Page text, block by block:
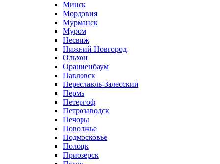
Минск
Мордовия
Мурманск
Муром
Несвиж
Нижний Новгород
Ольхон
Ораниенбаум
Павловск
Переславль-Залесский
Пермь
Петергоф
Петрозаводск
Печоры
Поволжье
Подмосковье
Полоцк
Приозерск